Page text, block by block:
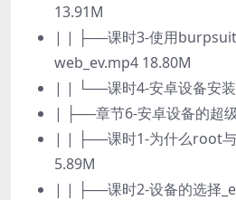
13.91M
| | ├──课时3-使用
web_ev.mp4 18.80M
| | └──课时4-安卓设备安
| ├──章节6-安卓设备的超
| | ├──课时1-为什么root
5.89M
| | ├──课时2-设备的选择